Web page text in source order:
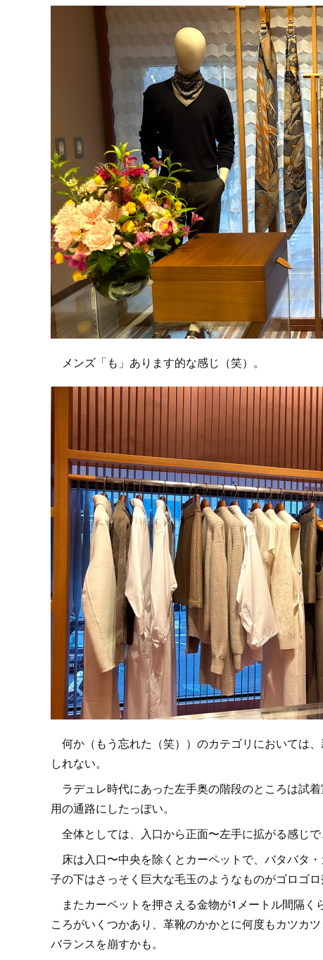
メンズ「も」あります的な感じ（笑）。
何か（もう忘れた（笑））のカテゴリにおいては
しれない。
ラデュレ時代にあった左手奥の階段のところは試
用の通路にしたっぽい。
全体としては、入口から正面〜左手に拡がる感じ
床は入口〜中央を除くとカーペットで、バタバタ
子の下はさっそく巨大な毛玉のようなものがゴロゴ
またカーペットを押さえる金物が1メートル間隔く
ころがいくつかあり、革靴のかかとに何度もカツカ
バランスを崩すかも。